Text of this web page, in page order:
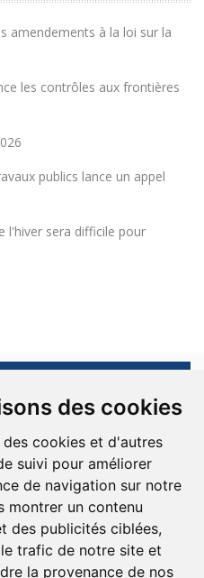
des cookies
cookies et d'autres
suivi pour améliorer
de navigation sur notre
montrer un contenu
des publicités ciblées,
trafic de notre site et
la provenance de nos
amendements à la loi sur la
les contrôles aux frontières
publics lance un appel
l'hiver sera difficile pour
droits sont réservés.